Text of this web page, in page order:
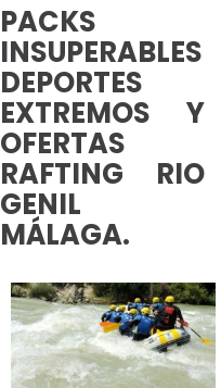
PACKS
INSUPERABLES
DEPORTES
EXTREMOS Y
OFERTAS
RAFTING RIO
GENIL
MÁLAGA.